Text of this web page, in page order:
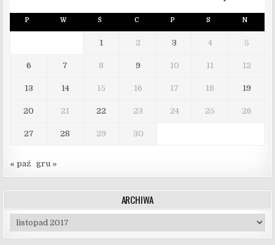
P W Ś C P S N
1 2 3 4 5
6 7 8 9 10 11 12
13 14 15 16 17 18 19
20 21 22 23 24 25 26
27 28 29 30
« paź gru »
ARCHIWA
Archiwa